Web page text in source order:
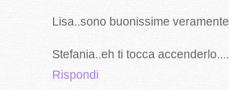
Lisa..sono buonissime
Stefania..eh ti tocca
Rispondi